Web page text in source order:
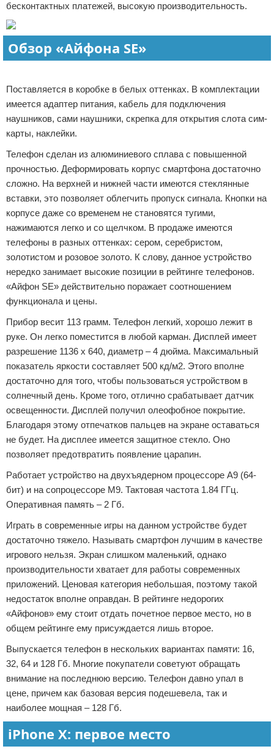
бесконтактных платежей, высокую производительность.
Обзор «Айфона SE»
Поставляется в коробке в белых оттенках. В комплектации
имеется адаптер питания, кабель для подключения
наушников, сами наушники, скрепка для открытия слота сим-
карты, наклейки.
Телефон сделан из алюминиевого сплава с повышенной
прочностью. Деформировать корпус смартфона достаточно
сложно. На верхней и нижней части имеются стеклянные
вставки, это позволяет облегчить пропуск сигнала. Кнопки на
корпусе даже со временем не становятся тугими,
нажимаются легко и со щелчком. В продаже имеются
телефоны в разных оттенках: сером, серебристом,
золотистом и розовое золото. К слову, данное устройство
нередко занимает высокие позиции в рейтинге телефонов.
«Айфон SE» действительно поражает соотношением
функционала и цены.
Прибор весит 113 грамм. Телефон легкий, хорошо лежит в
руке. Он легко поместится в любой карман. Дисплей имеет
разрешение 1136 х 640, диаметр – 4 дюйма. Максимальный
показатель яркости составляет 500 кд/м2. Этого вполне
достаточно для того, чтобы пользоваться устройством в
солнечный день. Кроме того, отлично срабатывает датчик
освещенности. Дисплей получил олеофобное покрытие.
Благодаря этому отпечатков пальцев на экране оставаться
не будет. На дисплее имеется защитное стекло. Оно
позволяет предотвратить появление царапин.
Работает устройство на двухъядерном процессоре А9 (64-
бит) и на сопроцессоре М9. Тактовая частота 1.84 ГГц.
Оперативная память – 2 Гб.
Играть в современные игры на данном устройстве будет
достаточно тяжело. Называть смартфон лучшим в качестве
игрового нельзя. Экран слишком маленький, однако
производительности хватает для работы современных
приложений. Ценовая категория небольшая, поэтому такой
недостаток вполне оправдан. В рейтинге недорогих
«Айфонов» ему стоит отдать почетное первое место, но в
общем рейтинге ему присуждается лишь второе.
Выпускается телефон в нескольких вариантах памяти: 16,
32, 64 и 128 Гб. Многие покупатели советуют обращать
внимание на последнюю версию. Телефон давно упал в
цене, причем как базовая версия подешевела, так и
наиболее мощная – 128 Гб.
iPhone X: первое место